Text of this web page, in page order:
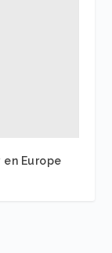
en Europe